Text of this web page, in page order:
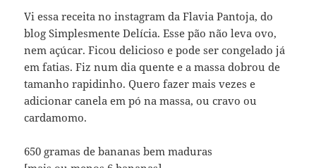
Vi essa receita no instagram da Flavia Pantoja, do
blog Simplesmente Delícia. Esse pão não leva ovo,
nem açúcar. Ficou delicioso e pode ser congelado já
em fatias. Fiz num dia quente e a massa dobrou de
tamanho rapidinho. Quero fazer mais vezes e
adicionar canela em pó na massa, ou cravo ou
cardamomo.
650 gramas de bananas bem maduras